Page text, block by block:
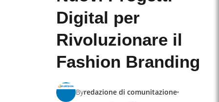
Digital per
Rivoluzionare il
Fashion Branding
Byredazione di comunitazione